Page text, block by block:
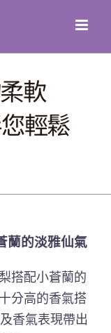
軟
輕鬆
蘭的淡雅仙氣
搭配小蒼蘭的
分高的香氣搭
香氣表現帶出